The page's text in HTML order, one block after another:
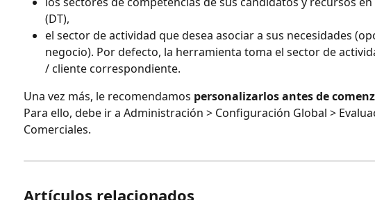
(DT),
el sector de actividad que desea asociar a sus necesidades
negocio). Por defecto, la herramienta toma el sector de
/ cliente correspondiente.
Una vez más, le recomendamos personalizarlos antes de
Para ello, debe ir a Administración > Configuración Global >
Comerciales.
Artículos relacionados